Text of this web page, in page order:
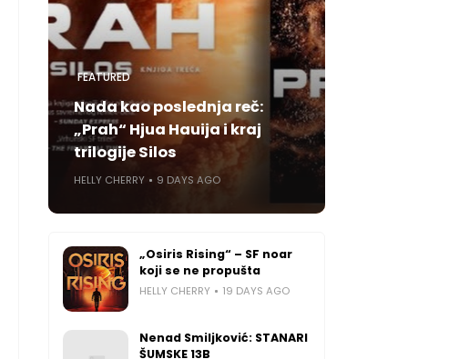
FEATURED
Nada kao poslednja reč:
„Prah“ Hjua Hauija i kraj
trilogije Silos
HELLY CHERRY 9 DAYS AGO
„Osiris Rising“ – SF noar
koji se ne propušta
HELLY CHERRY 19 DAYS AGO
Nenad Smiljković: STANARI
ŠUMSKE 13B